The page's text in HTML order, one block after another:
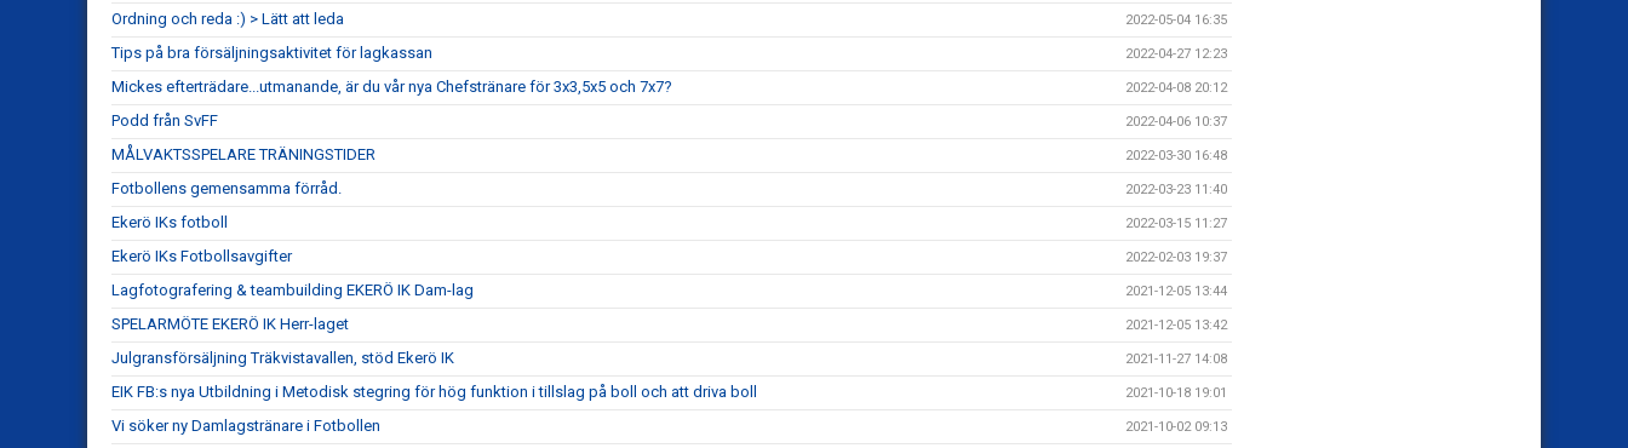
Ordning och reda :) > Lätt att leda 2022-05-04 16:35
Tips på bra försäljningsaktivitet för lagkassan 2022-04-27 12:23
Mickes efterträdare...utmanande, är du vår nya Chefstränare för 3x3,5x5 och 7x7? 2022-04-08 20:12
Podd från SvFF 2022-04-06 10:37
MÅLVAKTSSPELARE TRÄNINGSTIDER 2022-03-30 16:48
Fotbollens gemensamma förråd. 2022-03-23 11:40
Ekerö IKs fotboll 2022-03-15 11:27
Ekerö IKs Fotbollsavgifter 2022-02-03 19:37
Lagfotografering & teambuilding EKERÖ IK Dam-lag 2021-12-05 13:44
SPELARMÖTE EKERÖ IK Herr-laget 2021-12-05 13:42
Julgransförsäljning Träkvistavallen, stöd Ekerö IK 2021-11-27 14:08
EIK FB:s nya Utbildning i Metodisk stegring för hög funktion i tillslag på boll och att driva boll 2021-10-18 19:01
Vi söker ny Damlagstränare i Fotbollen 2021-10-02 09:13